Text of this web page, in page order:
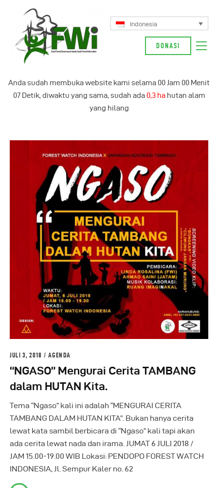
Indonesia
DONASI
Anda sudah membuka website kami selama 00Jam 00 Menit
07Detik, diwaktu yang sama, sudah ada 0,3 hahutan alam
yang hilang
Kampanye Kami
JULI 3, 2018 AGENDA
“NGASO” Mengurai Cerita TAMBANG
dalam HUTAN Kita.
Tema “Ngaso” kali ini adalah “MENGURAI CERITA
TAMBANG DALAM HUTAN KITA”. Bukan hanya cerita
lewat kata sambil berbicara di “Ngaso” kali tapi akan
ada cerita lewat nada dan irama. JUMAT 6 JULI 2018 /
JAM 15.00-19.00 WIB Lokasi: PENDOPO FOREST WATCH
INDONESIA, Jl. Sempur Kaler no. 62